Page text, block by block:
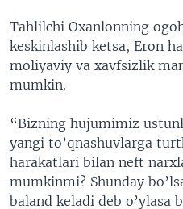
Tahlilchi Oxanlonning
keskinlashib ketsa, Eron
moliyaviy va xavfsizlik
mumkin.
“Bizning hujumimiz
yangi to’qnashuvlarga
harakatlari bilan neft
mumkinmi? Shunday
baland keladi deb o’ylasa